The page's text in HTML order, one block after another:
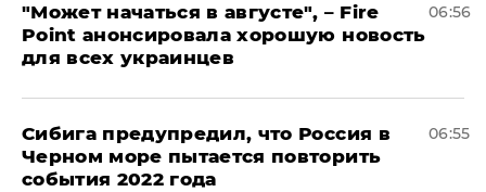
"Может начаться в августе", – Fire
Point анонсировала хорошую новость
для всех украинцев
06:56
Сибига предупредил, что Россия в
Черном море пытается повторить
события 2022 года
06:55